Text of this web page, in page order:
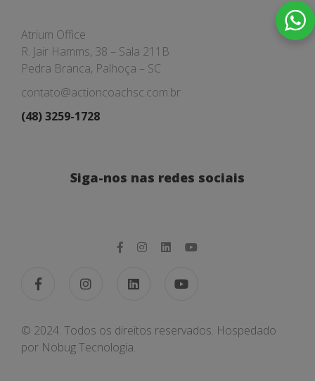
Atrium Office
R. Jair Hamms, 38 – Sala 211B
Pedra Branca, Palhoça – SC
contato@actioncoachsc.com.br
(48) 3259-1728
Siga-nos nas redes sociais
© 2024. Todos os direitos reservados. Hospedado
por Nobug Tecnologia.